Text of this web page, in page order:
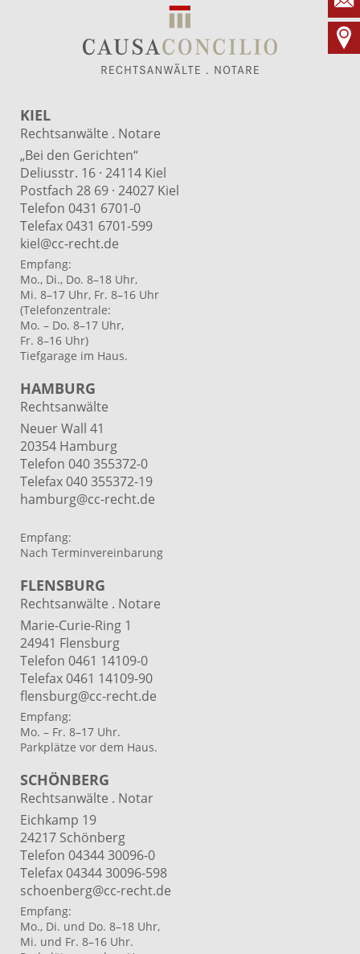
KIEL
Rechtsanwälte . Notare
„Bei den Gerichten“
Deliusstr. 16 · 24114 Kiel
Postfach 28 69 · 24027 Kiel
Telefon 0431 6701-0
Telefax 0431 6701-599
kiel@cc-recht.de
Empfang:
Mo., Di., Do. 8–18 Uhr,
Mi. 8–17 Uhr, Fr. 8–16 Uhr
(Telefonzentrale:
Mo. – Do. 8–17 Uhr,
Fr. 8–16 Uhr)
Tiefgarage im Haus.
HAMBURG
Rechtsanwälte
Neuer Wall 41
20354 Hamburg
Telefon 040 355372-0
Telefax 040 355372-19
hamburg@cc-recht.de
Empfang:
Nach Terminvereinbarung
FLENSBURG
Rechtsanwälte . Notare
Marie-Curie-Ring 1
24941 Flensburg
Telefon 0461 14109-0
Telefax 0461 14109-90
flensburg@cc-recht.de
Empfang:
Mo. – Fr. 8–17 Uhr.
Parkplätze vor dem Haus.
SCHÖNBERG
Rechtsanwälte . Notar
Eichkamp 19
24217 Schönberg
Telefon 04344 30096-0
Telefax 04344 30096-598
schoenberg@cc-recht.de
Empfang:
Mo., Di. und Do. 8–18 Uhr,
Mi. und Fr. 8–16 Uhr.